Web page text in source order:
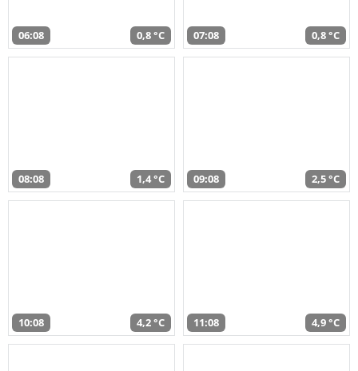
06:08 0,8 °C 07:08 0,8 °C
08:08 1,4 °C 09:08 2,5 °C
10:08 4,2 °C 11:08 4,9 °C